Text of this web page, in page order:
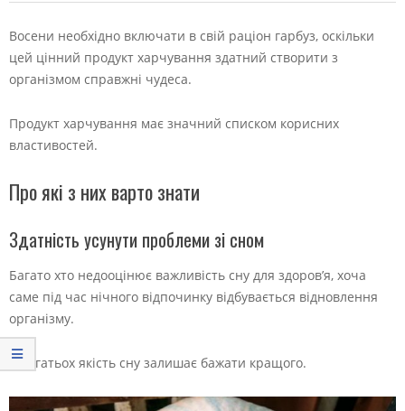
Восени необхідно включати в свій раціон гарбуз, оскільки
цей цінний продукт харчування здатний створити з
організмом справжні чудеса.
Продукт харчування має значний списком корисних
властивостей.
Про які з них варто знати
Здатність усунути проблеми зі сном
Багато хто недооцінює важливість сну для здоров’я, хоча
саме під час нічного відпочинку відбувається відновлення
організму.
У багатьох якість сну залишає бажати кращого.